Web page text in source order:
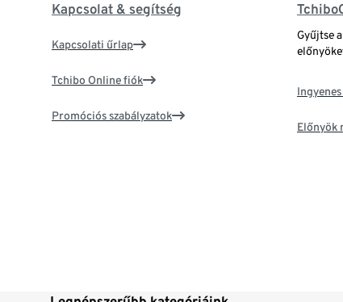
Kapcsolat & segítség
Kapcsolati űrlap
Tchibo Online fiók
Promóciós szabályzatok
Gyűjtse
Előnyök